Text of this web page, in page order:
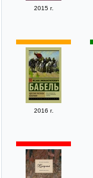
2015 г.
2016 г.